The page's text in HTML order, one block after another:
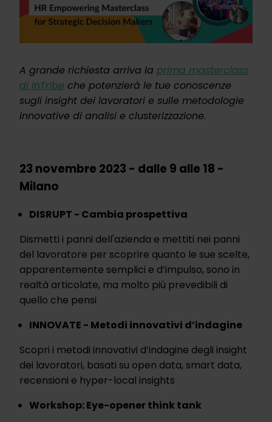
A grande richiesta arriva la prima masterclass
di InTribe che potenzierà le tue conoscenze
sugli insight dei lavoratori e sulle metodologie
innovative di analisi e clusterizzazione.
23 novembre 2023 - dalle 9 alle 18 -
Milano
DISRUPT - Cambia prospettiva
Dismetti i panni dell'azienda e mettiti nei panni
del lavoratore per scoprire quanto le sue scelte,
apparentemente semplici e d’impulso, sono in
realtà articolate, ma molto più prevedibili di
quello che pensi
INNOVATE - Metodi innovativi d’indagine
Scopri i metodi innovativi d’indagine degli insight
dei lavoratori, basati su open data, smart data,
recensioni e hyper-local insights
Workshop: Eye-opener think tank